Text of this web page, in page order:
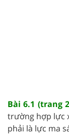
Bài 6.1 (trang
trường hợp lực
phải là lực ma